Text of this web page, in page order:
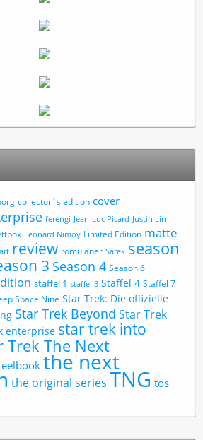
collector´s edition cover
ferengi Jean-Luc Picard Justin Lin
Leonard Nimoy Limited Edition matte
review romulaner Sarek season
3 Season 4 Season 6
staffel 1 staffel 3 Staffel 4 Staffel 7
Space Nine Star Trek: Die offizielle
Star Trek Beyond Star Trek
enterprise star trek into
Trek The Next
the next
the original series TNG tos